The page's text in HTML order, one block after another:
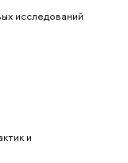
исследований
и